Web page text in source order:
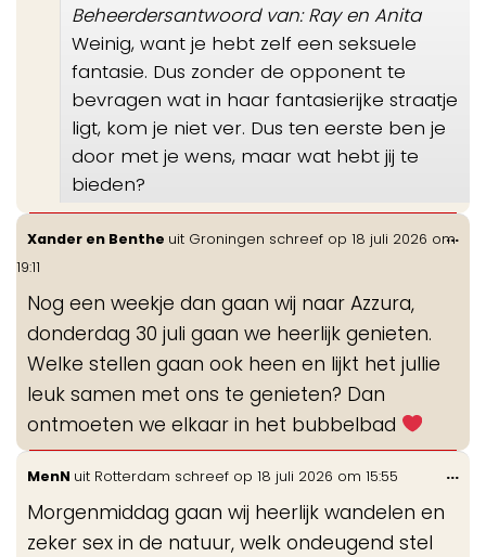
Beheerdersantwoord van: Ray en Anita
Weinig, want je hebt zelf een seksuele
fantasie. Dus zonder de opponent te
bevragen wat in haar fantasierijke straatje
ligt, kom je niet ver. Dus ten eerste ben je
door met je wens, maar wat hebt jij te
bieden?
Xander en Benthe uit Groningen schreef op 18 juli 2026 om
19:11
Nog een weekje dan gaan wij naar Azzura,
donderdag 30 juli gaan we heerlijk genieten.
Welke stellen gaan ook heen en lijkt het jullie
leuk samen met ons te genieten? Dan
ontmoeten we elkaar in het bubbelbad
...
MenN uit Rotterdam schreef op 18 juli 2026 om 15:55
Morgenmiddag gaan wij heerlijk wandelen en
zeker sex in de natuur, welk ondeugend stel
...